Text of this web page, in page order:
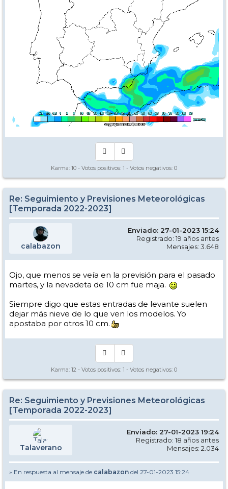
Karma: 10 - Votos positivos: 1 - Votos negativos: 0
Re: Seguimiento y Previsiones Meteorológicas
[Temporada 2022-2023]
calabazon
Enviado: 27-01-2023 15:24
Registrado: 19 años antes
Mensajes: 3.648
Ojo, que menos se veía en la previsión para el pasado
martes, y la nevadeta de 10 cm fue maja.
Siempre digo que estas entradas de levante suelen
dejar más nieve de lo que ven los modelos. Yo
apostaba por otros 10 cm.
Karma: 12 - Votos positivos: 1 - Votos negativos: 0
Re: Seguimiento y Previsiones Meteorológicas
[Temporada 2022-2023]
Talaverano
Enviado: 27-01-2023 19:24
Registrado: 18 años antes
Mensajes: 2.034
» En respuesta al mensaje de calabazon del 27-01-2023 15:24